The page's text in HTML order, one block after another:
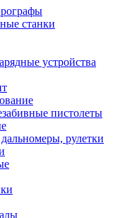
станки
устройства
пистолеты
рулетки